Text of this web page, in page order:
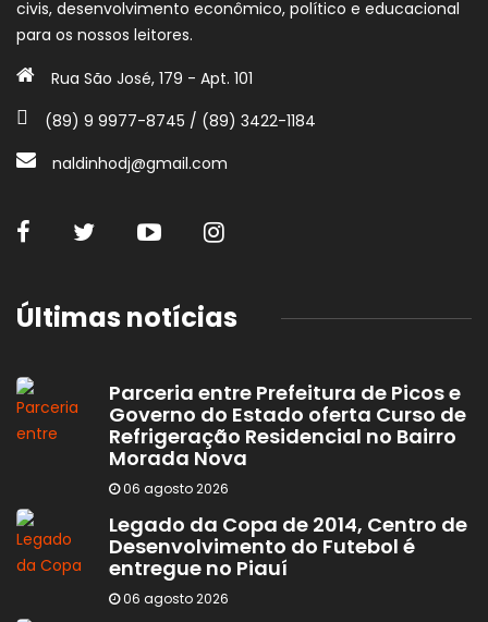
civis, desenvolvimento econômico, político e educacional
para os nossos leitores.
Rua São José, 179 - Apt. 101
(89) 9 9977-8745 / (89) 3422-1184
naldinhodj@gmail.com
Últimas notícias
Parceria entre Prefeitura de Picos e
Governo do Estado oferta Curso de
Refrigeração Residencial no Bairro
Morada Nova
06 agosto 2026
Legado da Copa de 2014, Centro de
Desenvolvimento do Futebol é
entregue no Piauí
06 agosto 2026